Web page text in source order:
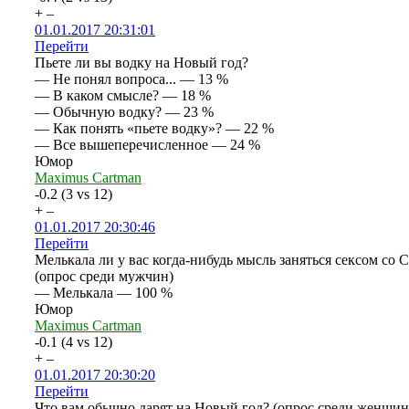
+ –
01.01.2017 20:31:01
Перейти
Пьете ли вы водку на Новый год?
— Не понял вопроса... — 13 %
— В каком смысле? — 18 %
— Обычную водку? — 23 %
— Как понять «пьете водку»? — 22 %
— Все вышеперечисленное — 24 %
Юмор
Maximus Cartman
-0.2 (3 vs 12)
+ –
01.01.2017 20:30:46
Перейти
Мелькала ли у вас когда-нибудь мысль заняться сексом со
(опрос среди мужчин)
— Мелькала — 100 %
Юмор
Maximus Cartman
-0.1 (4 vs 12)
+ –
01.01.2017 20:30:20
Перейти